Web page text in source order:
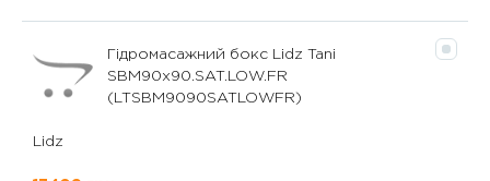
Гідромасажний бокс Lidz Tani
SBM90x90.SAT.LOW.FR
(LTSBM9090SATLOWFR)
Lidz